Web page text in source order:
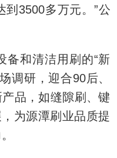
3500多万元。”公
和清洁用刷的“新
调研，迎合90后、
品，如缝隙刷、键
为源潭刷业品质提